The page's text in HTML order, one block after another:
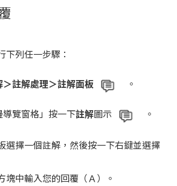
下列任一步驟：
＞註解處理＞註解面板 。
導覽窗格」按一下註解圖示 。
選擇一個註解，然後按一下右鍵並選擇
塊中輸入您的回覆（Ａ）。